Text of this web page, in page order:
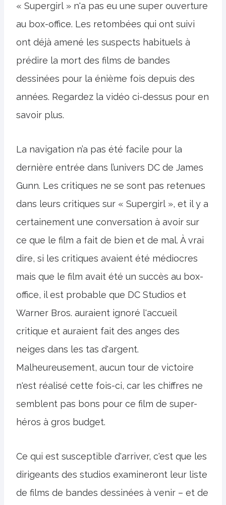
« Supergirl » n'a pas eu une super ouverture
au box-office. Les retombées qui ont suivi
ont déjà amené les suspects habituels à
prédire la mort des films de bandes
dessinées pour la énième fois depuis des
années. Regardez la vidéo ci-dessus pour en
savoir plus.
La navigation n’a pas été facile pour la
dernière entrée dans l’univers DC de James
Gunn. Les critiques ne se sont pas retenues
dans leurs critiques sur « Supergirl », et il y a
certainement une conversation à avoir sur
ce que le film a fait de bien et de mal. À vrai
dire, si les critiques avaient été médiocres
mais que le film avait été un succès au box-
office, il est probable que DC Studios et
Warner Bros. auraient ignoré l'accueil
critique et auraient fait des anges des
neiges dans les tas d'argent.
Malheureusement, aucun tour de victoire
n'est réalisé cette fois-ci, car les chiffres ne
semblent pas bons pour ce film de super-
héros à gros budget.
Ce qui est susceptible d'arriver, c'est que les
dirigeants des studios examineront leur liste
de films de bandes dessinées à venir – et de